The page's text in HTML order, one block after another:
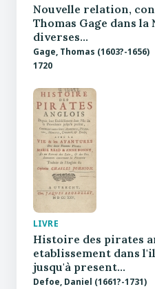
Nouvelle relation,
Thomas Gage dans la
diverses…
Gage, Thomas (1603?-1656)
1720
LIVRE
Histoire des pirates
etablissement dans
jusqu'à present…
Defoe, Daniel (1661?-1731)